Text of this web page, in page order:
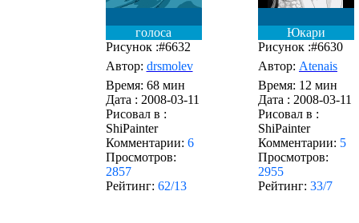
голоса
Рисунок :#6632
Автор: drsmolev
Время: 68 мин
Дата : 2008-03-11
Рисовал в :
ShiPainter
Комментарии: 6
Просмотров:
2857
Рейтинг: 62/13
Юкари
Рисунок :#6630
Автор: Atenais
Время: 12 мин
Дата : 2008-03-11
Рисовал в :
ShiPainter
Комментарии: 5
Просмотров:
2955
Рейтинг: 33/7